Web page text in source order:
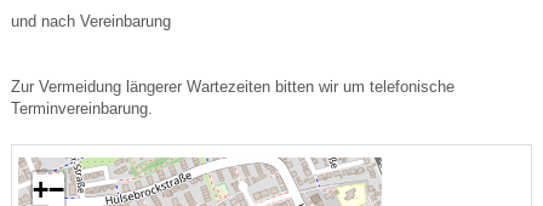
und nach Vereinbarung
Zur Vermeidung längerer Wartezeiten bitten wir um telefonische
Terminvereinbarung.
+−